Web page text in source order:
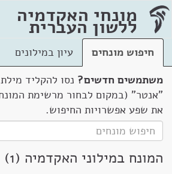
מונחי האקדמיה
ללשון העברית
חיפוש מונחים
עיון במילונים
משתמשים חדשים? נסו להקליד
"אנטר" (במקום לבחור מרשימת
את שפע אפשרויות החיפוש.
המונח במילוני האקדמיה (1)